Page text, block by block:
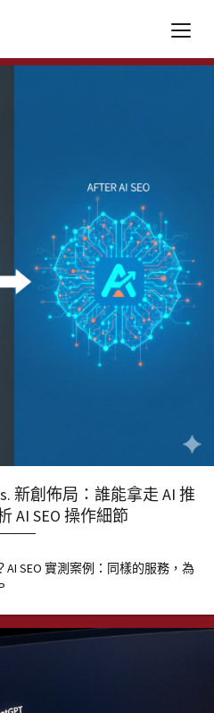
新創佈局：誰能拿走 AI 推
AI SEO 操作細節
SEO 實測案例：同樣的服務，為